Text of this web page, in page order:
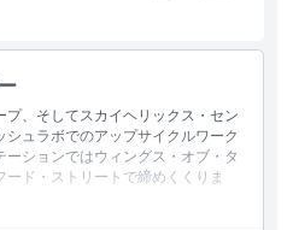
、そしてスカイヘリックス・セン
シュラボでのアップサイクルワーク
ションではウィングス・オブ・タ
ド・ストリートで締めくくりま